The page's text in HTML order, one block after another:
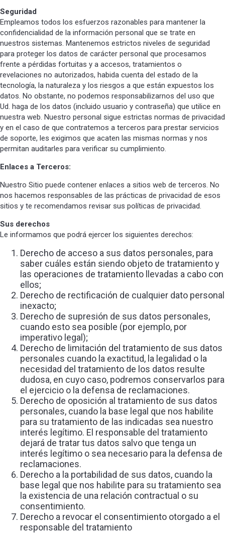
Seguridad
Empleamos todos los esfuerzos razonables para mantener la
confidencialidad de la información personal que se trate en
nuestros sistemas. Mantenemos estrictos niveles de seguridad
para proteger los datos de carácter personal que procesamos
frente a pérdidas fortuitas y a accesos, tratamientos o
revelaciones no autorizados, habida cuenta del estado de la
tecnología, la naturaleza y los riesgos a que están expuestos los
datos. No obstante, no podemos responsabilizarnos del uso que
Ud. haga de los datos (incluido usuario y contraseña) que utilice en
nuestra web. Nuestro personal sigue estrictas normas de privacidad
y en el caso de que contratemos a terceros para prestar servicios
de soporte, les exigimos que acaten las mismas normas y nos
permitan auditarles para verificar su cumplimiento.
Enlaces a Terceros:
Nuestro Sitio puede contener enlaces a sitios web de terceros. No
nos hacemos responsables de las prácticas de privacidad de esos
sitios y te recomendamos revisar sus políticas de privacidad.
Sus derechos
Le informamos que podrá ejercer los siguientes derechos:
Derecho de acceso a sus datos personales, para
saber cuáles están siendo objeto de tratamiento y
las operaciones de tratamiento llevadas a cabo con
ellos;
Derecho de rectificación de cualquier dato personal
inexacto;
Derecho de supresión de sus datos personales,
cuando esto sea posible (por ejemplo, por
imperativo legal);
Derecho de limitación del tratamiento de sus datos
personales cuando la exactitud, la legalidad o la
necesidad del tratamiento de los datos resulte
dudosa, en cuyo caso, podremos conservarlos para
el ejercicio o la defensa de reclamaciones.
Derecho de oposición al tratamiento de sus datos
personales, cuando la base legal que nos habilite
para su tratamiento de las indicadas sea nuestro
interés legítimo. El responsable del tratamiento
dejará de tratar tus datos salvo que tenga un
interés legítimo o sea necesario para la defensa de
reclamaciones.
Derecho a la portabilidad de sus datos, cuando la
base legal que nos habilite para su tratamiento sea
la existencia de una relación contractual o su
consentimiento.
Derecho a revocar el consentimiento otorgado a el
responsable del tratamiento